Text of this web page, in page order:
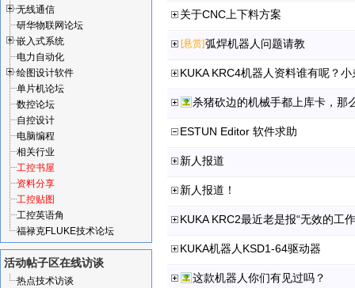
无线通信
研华物联网论坛
嵌入式系统
电力自动化
绘图设计软件
单片机论坛
数控论坛
自控设计
电脑编程
相关行业
工控书屋
资料分享
工控贴图
工控英语角
福禄克FLUKE技术论坛
活动帖子区在线访谈
热点技术访谈
关于CNC上下料方案
[悬赏]弧焊机器人问题请教
KUKA KRC4机器人资料谁有呢？小
杀猪砍边的机械手都上库卡，那
ESTUN Editor 软件求助
新人报道
新人报道！
KUKA KRC2最近老是报“无效的工
KUKA机器人KSD1-64驱动器
这款机器人你们有见过吗？